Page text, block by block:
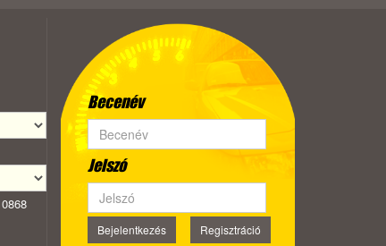
Becenév
Jelszó
Bejelentkezés Regisztráció